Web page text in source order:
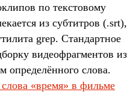
по текстовому
из субтитров (.srt),
grep. Стандартное
видеофрагментов из
определённого слова.
«время» в фильме